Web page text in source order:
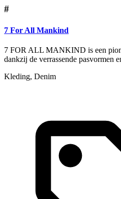
#
7 For All Mankind
7 FOR ALL MANKIND is een
dankzij de verrassende pasvormen
Kleding, Denim